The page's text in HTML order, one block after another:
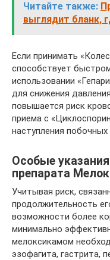
Читайте также:
выглядит бланк,
Если принимать
способствует
использовании
для снижения
повышается риск
приема с
наступления
Особые
препарата
Учитывая риск,
продолжительность
возможности более
минимально
мелоксикамом
эзофагита, гастрита,